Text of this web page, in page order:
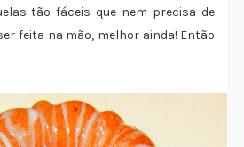
tão fáceis que nem precisa de
feita na mão, melhor ainda! Então